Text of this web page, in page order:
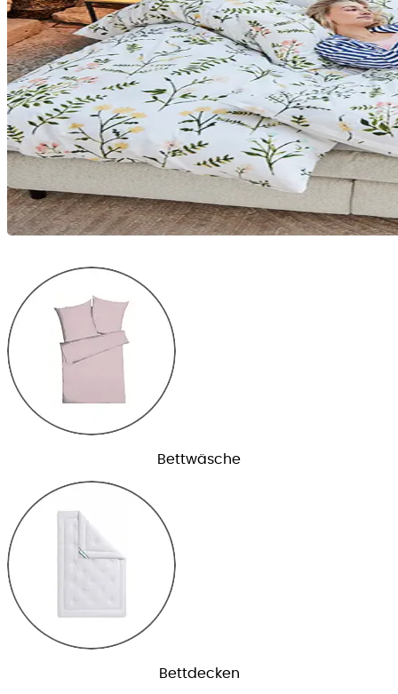
Bettwäsche
Bettdecken